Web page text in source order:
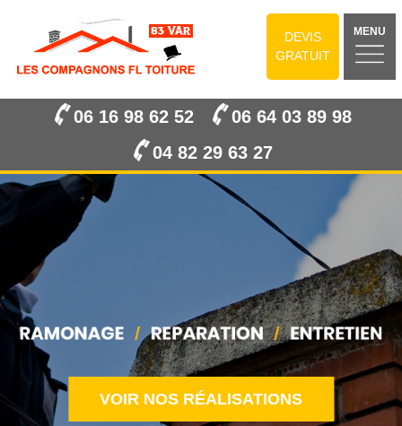
DEVIS
GRATUIT
MENU
06 16 98 62 52
06 64 03 89 98
04 82 29 63 27
VOIR NOS RÉALISATIONS